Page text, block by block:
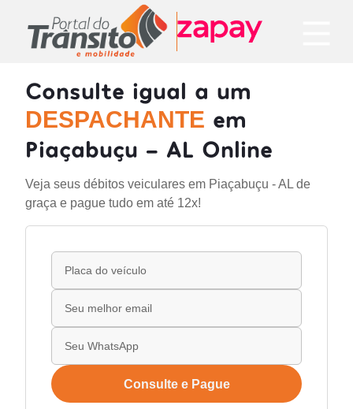
Consulte igual a um
DESPACHANTE em
Piaçabuçu - AL Online
Veja seus débitos veiculares em Piaçabuçu - AL de
graça e pague tudo em até 12x!
Consulte e Pague